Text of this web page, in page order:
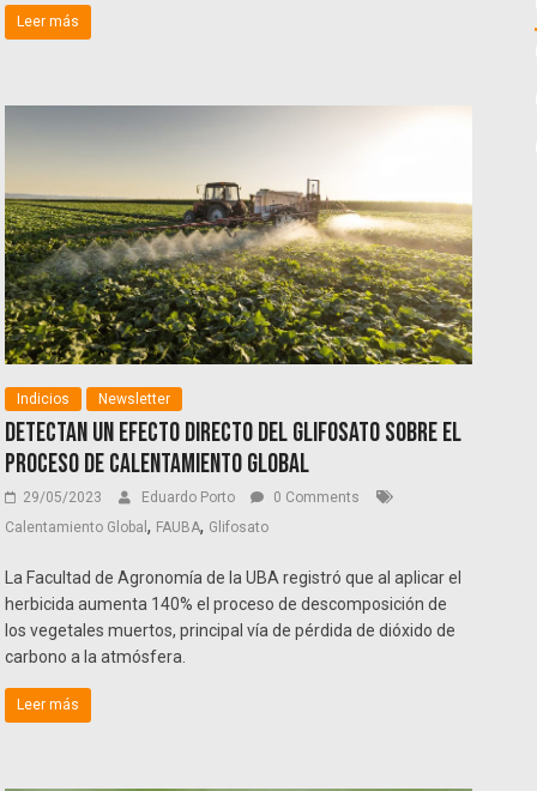
Leer más
Indicios Newsletter
Detectan un efecto directo del Glifosato sobre el
proceso de calentamiento Global
29/05/2023 Eduardo Porto
0 Comments
Calentamiento Global, FAUBA, Glifosato
La Facultad de Agronomía de la UBA registró que al aplicar el
herbicida aumenta 140% el proceso de descomposición de
los vegetales muertos, principal vía de pérdida de dióxido de
carbono a la atmósfera.
Leer más